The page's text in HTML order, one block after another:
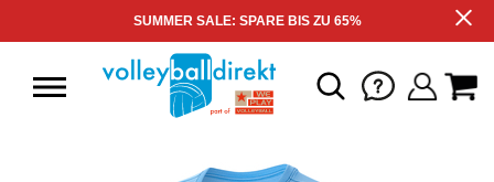
SUMMER SALE: SPARE BIS ZU 65%